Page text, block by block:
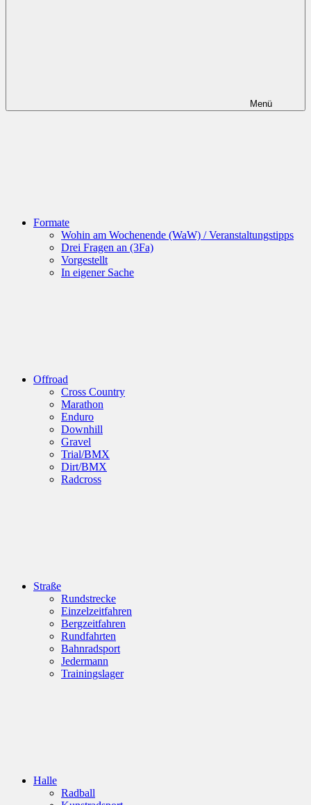
Menü
Formate
Wohin am Wochenende (WaW) / Veranstaltungstipps
Drei Fragen an (3Fa)
Vorgestellt
In eigener Sache
Offroad
Cross Country
Marathon
Enduro
Downhill
Gravel
Trial/BMX
Dirt/BMX
Radcross
Straße
Rundstrecke
Einzelzeitfahren
Bergzeitfahren
Rundfahrten
Bahnradsport
Jedermann
Trainingslager
Halle
Radball